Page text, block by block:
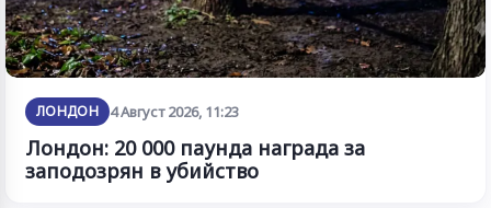
ЛОНДОН 4 Август 2026, 11:23
Лондон: 20 000 паунда награда за
заподозрян в убийство